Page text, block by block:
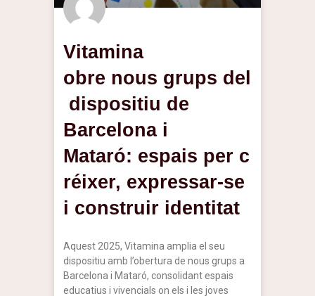
Vitamina
obre nous grups del
dispositiu de
Barcelona i
Mataró: espais per c
réixer, expressar-se
i construir identitat
Aquest 2025, Vitamina amplia el seu
dispositiu amb l’obertura de nous grups a
Barcelona i Mataró, consolidant espais
educatius i vivencials on els i les joves